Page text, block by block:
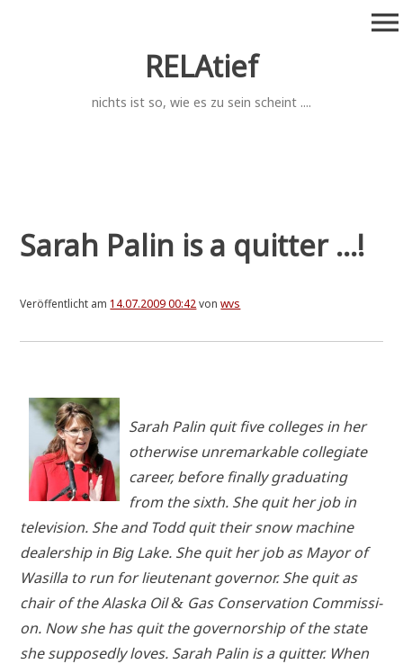
RELAtief
nichts ist so, wie es zu sein scheint ....
menu
Sarah Palin is a quitter ...!
Veröffentlicht am 14.07.2009 00:42vonwvs
Sarah Palin quitfive col­leges in her
other­wi­se unre­mar­kab­le col­le­gia­te
care­er, befo­re final­ly gra­dua­ting
from the sixth. Shequither job in
tele­vi­si­on. She and Toddquittheir snow machi­ne
dea­ler­ship in Big Lake. Shequither job as Mayor of
Was­il­la to run for lieu­tenant gover­nor. Shequitas
chair of the Alas­ka Oil& Gas Con­ser­va­ti­on Com­mis­si­
on. Now she hasquitthe gover­nor­ship of the sta­te
she sup­po­sedly loves. Sarah Palin is a quit­ter. When